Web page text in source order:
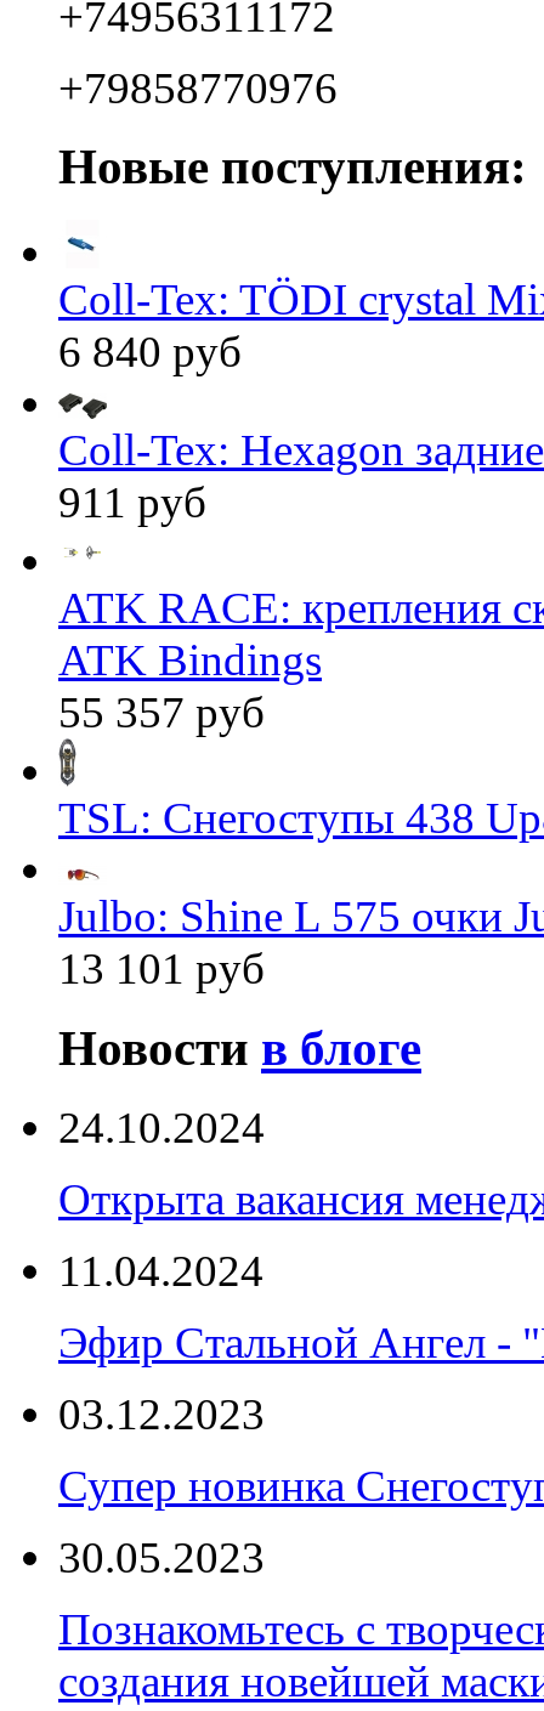
+74956311172
+79858770976
Новые поступления:
Coll-Tex: TÖDI crystal
6 840 руб
Coll-Tex: Hexagon
911 руб
ATK RACE: крепления
ATK Bindings
55 357 руб
TSL: Снегоступы 438
Julbo: Shine L 575 очки
13 101 руб
Новости в блоге
24.10.2024
Открыта вакансия
11.04.2024
Эфир Стальной Ангел -
03.12.2023
Супер новинка
30.05.2023
Познакомьтесь с
создания новейшей